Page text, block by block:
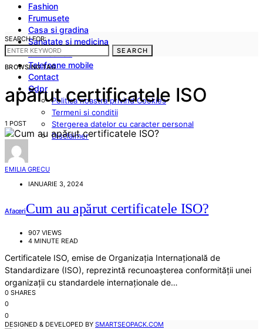
Fashion
Frumusete
Casa si gradina
Sanatate si medicina
Cum sa fac
Telefoane mobile
Contact
Gdpr
Politica noastra privind Cookies
Termeni si conditii
Stergerea datelor cu caracter personal
Disclaimer
SEARCH FOR:
SEARCH
BROWSING TAG
apărut certificatele ISO
1 POST
EMILIA GRECU
IANUARIE 3, 2024
AfaceriCum au apărut certificatele ISO?
907 VIEWS
4 MINUTE READ
Certificatele ISO, emise de Organizația Internațională de
Standardizare (ISO), reprezintă recunoașterea conformității unei
organizații cu standardele internaționale de…
0 SHARES
0
0
DESIGNED & DEVELOPED BY SMARTSEOPACK.COM